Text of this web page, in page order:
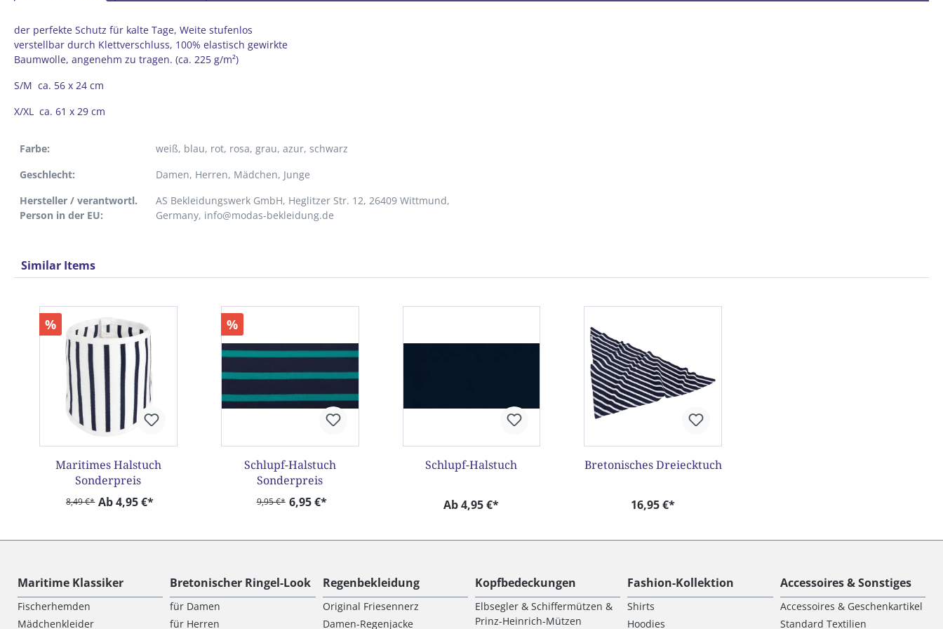
der perfekte Schutz für kalte Tage, Weite stufenlos
verstellbar durch Klettverschluss, 100% elastisch gewirkte
Baumwolle, angenehm zu tragen. (ca. 225 g/m²)
S/M ca. 56 x 24 cm
X/XL ca. 61 x 29 cm
Farbe: weiß, blau, rot, rosa, grau, azur, schwarz
Geschlecht:
Damen, Herren, Mädchen, Junge
Hersteller / verantwortl.
Person in der EU:
AS Bekleidungswerk GmbH, Heglitzer Str. 12, 26409 Wittmund,
Germany, info@modas-bekleidung.de
Similar Items
%
Maritimes Halstuch
Sonderpreis
8,49 €* Ab 4,95 €*
%
Schlupf-Halstuch
Sonderpreis
9,95 €* 6,95 €*
Schlupf-Halstuch
Ab 4,95 €*
Bretonisches Dreiecktuch
16,95 €*
Maritime Klassiker
Fischerhemden
Mädchenkleider
Bretonischer Ringel-Look
für Damen
für Herren
Regenbekleidung
Original Friesennerz
Damen-Regenjacke
Kopfbedeckungen
Elbsegler & Schiffermützen &
Prinz-Heinrich-Mützen
Fashion-Kollektion
Shirts
Hoodies
Accessoires & Sonstiges
Accessoires & Geschenkartikel
Standard Textilien